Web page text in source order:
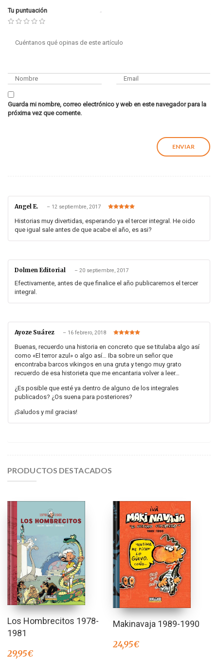
Tu puntuación
Guarda mi nombre, correo electrónico y web en este navegador para la
próxima vez que comente.
Angel E. – 12 septiembre, 2017
de 5
Historias muy divertidas, esperando ya el tercer integral. He oido
que igual sale antes de que acabe el año, es asi?
Dolmen Editorial – 20 septiembre, 2017
Efectivamente, antes de que finalice el año publicaremos el tercer
integral.
Ayoze Suárez – 16 febrero, 2018
de 5
Buenas, recuerdo una historia en concreto que se titulaba algo así
como «El terror azul» o algo así… Iba sobre un señor que
encontraba barcos vikingos en una gruta y tengo muy grato
recuerdo de esa historieta que me encantaria volver a leer…
¿Es posible que esté ya dentro de alguno de los integrales
publicados? ¿Os suena para posteriores?
¡Saludos y mil gracias!
PRODUCTOS DESTACADOS
Los Hombrecitos 1978-
1981
29,95€
Makinavaja 1989-1990
24,95€